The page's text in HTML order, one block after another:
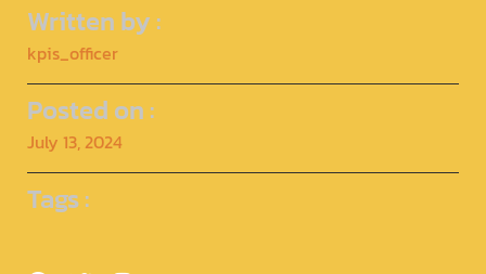
Written by :
kpis_officer
Posted on :
July 13, 2024
Tags :